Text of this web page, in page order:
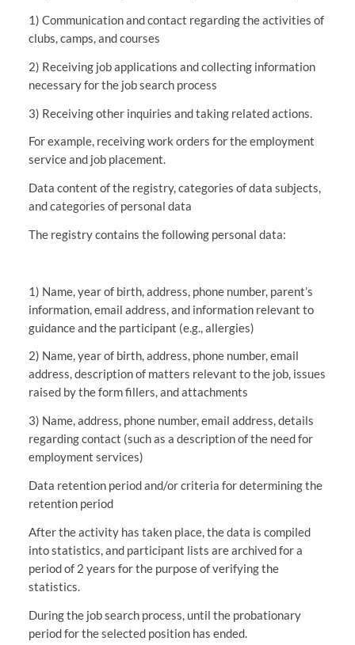
1) Communication and contact regarding the activities of
clubs, camps, and courses
2) Receiving job applications and collecting information
necessary for the job search process
3) Receiving other inquiries and taking related actions.
For example, receiving work orders for the employment
service and job placement.
Data content of the registry, categories of data subjects,
and categories of personal data
The registry contains the following personal data:
1) Name, year of birth, address, phone number, parent’s
information, email address, and information relevant to
guidance and the participant (e.g., allergies)
2) Name, year of birth, address, phone number, email
address, description of matters relevant to the job, issues
raised by the form fillers, and attachments
3) Name, address, phone number, email address, details
regarding contact (such as a description of the need for
employment services)
Data retention period and/or criteria for determining the
retention period
After the activity has taken place, the data is compiled
into statistics, and participant lists are archived for a
period of 2 years for the purpose of verifying the
statistics.
During the job search process, until the probationary
period for the selected position has ended.